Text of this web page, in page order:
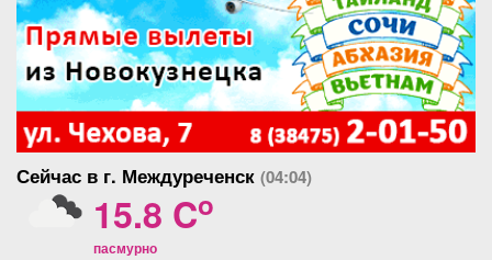
Сейчас в г. Междуреченск (04:04)
15.8 Co
пасмурно